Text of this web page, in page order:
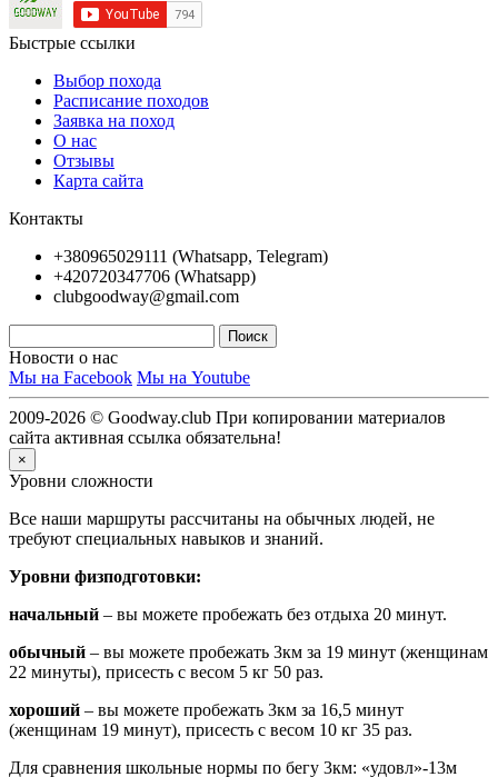
Быстрые ссылки
Выбор похода
Расписание походов
Заявка на поход
О нас
Отзывы
Карта сайта
Контакты
+380965029111 (Whatsapp, Telegram)
+420720347706 (Whatsapp)
clubgoodway@gmail.com
Новости о нас
Мы на Facebook Мы на Youtube
2009-2026 © Goodway.club При копировании материалов
сайта активная ссылка обязательна!
×
Уровни сложности
Все наши маршруты рассчитаны на обычных людей, не
требуют специальных навыков и знаний.
Уровни физподготовки:
начальный – вы можете пробежать без отдыха 20 минут.
обычный – вы можете пробежать 3км за 19 минут (женщинам
22 минуты), присесть с весом 5 кг 50 раз.
хороший – вы можете пробежать 3км за 16,5 минут
(женщинам 19 минут), присесть с весом 10 кг 35 раз.
Для сравнения школьные нормы по бегу 3км: «удовл»-13м